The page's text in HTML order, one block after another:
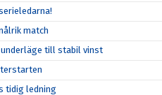
match
underläge till stabil vinst
tidig ledning